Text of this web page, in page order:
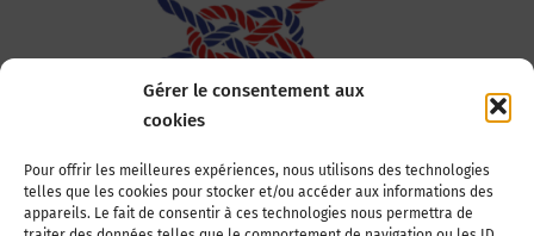
Gérer le consentement aux
cookies
Pour offrir les meilleures expériences, nous utilisons des technologies
telles que les cookies pour stocker et/ou accéder aux informations des
appareils. Le fait de consentir à ces technologies nous permettra de
Association Nationale des Elus des Littoraux
22, boulevard de la Tour-Maubourg
75007 Paris